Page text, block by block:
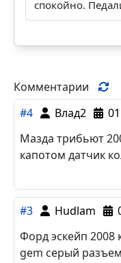
спокойно.
Комментарии
#4
Влад2
Мазда трибьют
капотом датчик
#3 Hudlam
Форд эскейп 2008
gem серый